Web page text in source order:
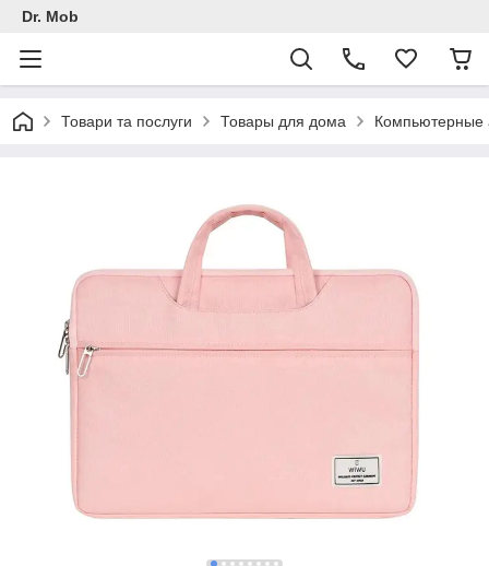
Dr. Mob
Товари та послуги Товары для дома Компьютерные